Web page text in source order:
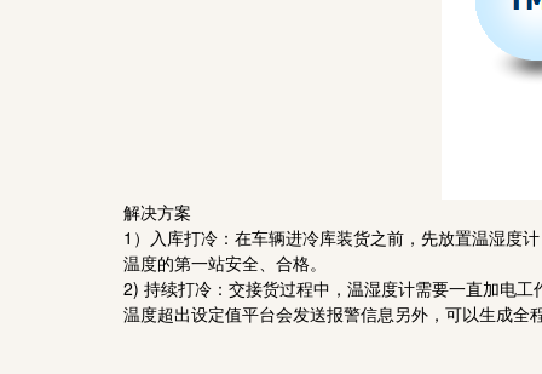
解决方案
1）入库打冷：在车辆进冷库装货之前，先放置温湿度
温度的第一站安全、合格。
2) 持续打冷：交接货过程中，温湿度计需要一直加电
温度超出设定值平台会发送报警信息另外，可以生成全